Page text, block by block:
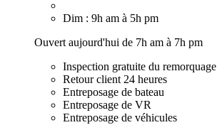
Dim : 9h am à 5h pm
Ouvert aujourd'hui de 7h am à 7h pm
Inspection gratuite du remorquage
Retour client 24 heures
Entreposage de bateau
Entreposage de VR
Entreposage de véhicules